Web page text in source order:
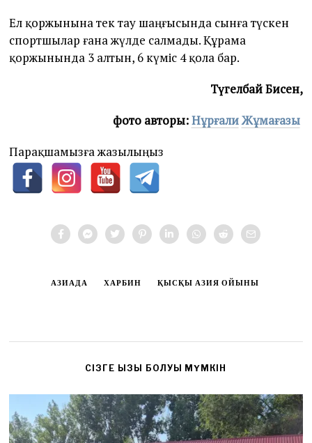
Ел қоржынына тек тау шаңғысында сынға түскен
спортшылар ғана жүлде салмады. Құрама
қоржынында 3 алтын, 6 күміс 4 қола бар.
Түгелбай Бисен,
фото авторы:НұрғалиЖұмағазы
Парақшамызға жазылыңыз
АЗИАДА ХАРБИН ҚЫСҚЫ АЗИЯ ОЙЫНЫ
CІЗГЕ ҚЫЗЫҚ БОЛУЫ МҮМКІН